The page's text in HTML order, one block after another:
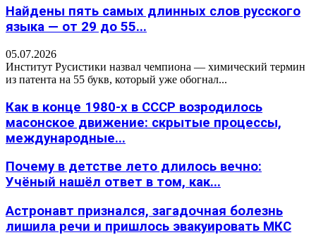
Найдены пять самых длинных слов русского
языка — от 29 до 55...
05.07.2026
Институт Русистики назвал чемпиона — химический термин
из патента на 55 букв, который уже обогнал...
Как в конце 1980-х в СССР возродилось
масонское движение: скрытые процессы,
международные...
Почему в детстве лето длилось вечно:
Учёный нашёл ответ в том, как...
Астронавт признался, загадочная болезнь
лишила речи и пришлось эвакуировать МКС